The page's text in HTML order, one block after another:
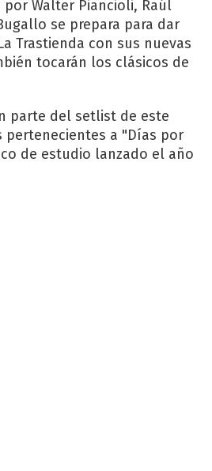
por Walter Piancioli, Raúl
se prepara para dar
Trastienda con sus nuevas
tocarán los clásicos de
parte del setlist de este
pertenecientes a "Días por
de estudio lanzado el año